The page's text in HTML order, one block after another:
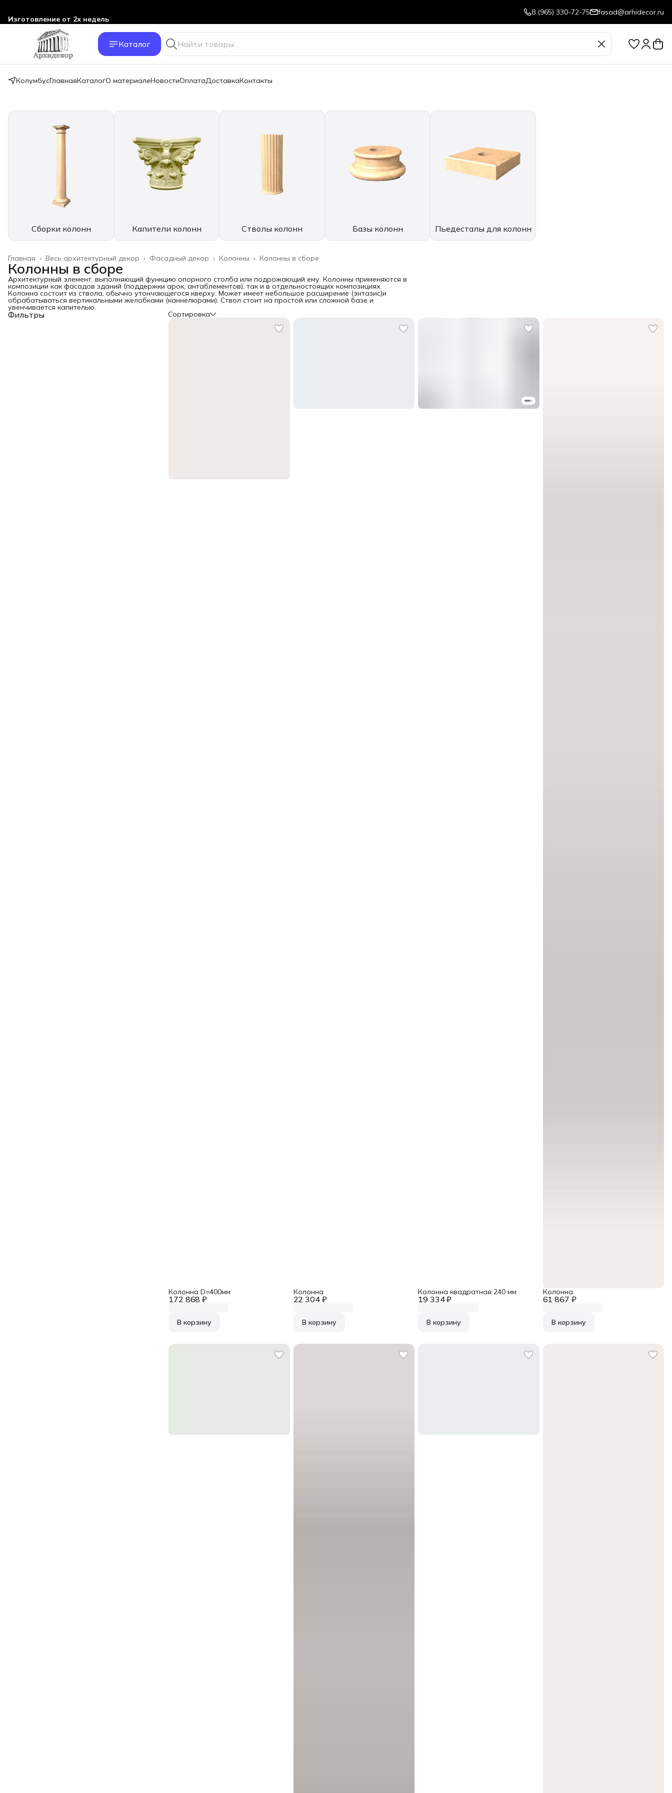
8 (965) 330-72-75 fasad@arhidecor.ru
Каталог
КолумбусГлавнаяКаталогО материалеНовостиОплатаДоставкаКонтакты
Сборки колонн Капители колонн Стволы колонн Базы колонн Пьедесталы для колонн
Колонны в сборе
Колонны ›
Фасадный декор ›
Весь архитектурный декор ›
Главная ›
Колонны в сборе
Архитектурный элемент, выполняющий функцию опорного столба или подрожающий ему. Колонны применяются в
композиции как фасадов зданий (поддержки арок, антаблементов), так и в отдельностоящих композициях.
Колонна состоит из ствола, обычно утончающегося кверху. Может имеет небольшое расширение (энтазис)и
обрабатываться вертикальными желобками (каннелюрами). Ствол стоит на простой или сложной базе и
увенчивается капителью.
Фильтры Сортировка
172 868 ₽
Колонна D=400мм
В корзину
22 304 ₽
Колонна
В корзину
19 334 ₽
Колонна квадратная 240 мм
В корзину
61 867 ₽
Колонна
В корзину